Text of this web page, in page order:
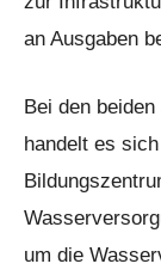
an Ausgaben
Bei den
handelt es
um die